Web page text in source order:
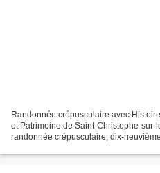
Randonnée crépusculaire avec
et Patrimoine de Saint-Christophe-
randonnée crépusculaire, dix-